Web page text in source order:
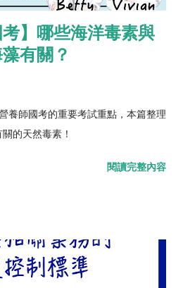
考】哪些海洋毒素與
有關？
養師國考的重要考試重點，本篇整理
的天然毒素！
閱讀完整內容